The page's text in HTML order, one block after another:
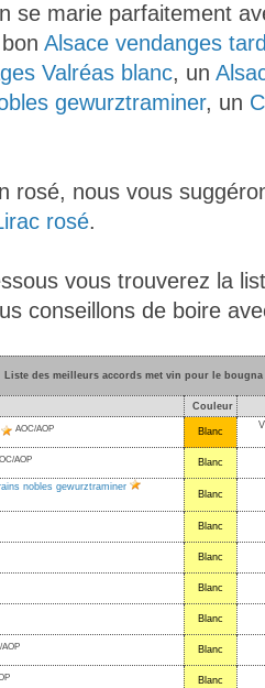
se marie parfaitement
Alsace vendanges
Valréas blanc, un
gewurztraminer, un
rosé, nous vous
rosé.
vous trouverez la
conseillons de boire
Liste des meilleurs accords met vin pour le
Couleur
AOC/AOP Blanc
AOP Blanc
nobles gewurztraminer
Blanc
Blanc
Blanc
Blanc
Blanc
AOP Blanc
Blanc